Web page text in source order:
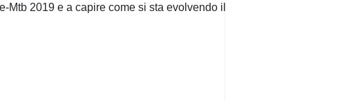
Mtb 2019 e a capire come si sta evolvendo il